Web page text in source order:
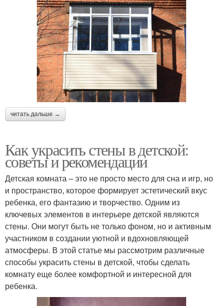
читать дальше →
Как украсить стены в детской:
советы и рекомендации
Детская комната – это не просто место для сна и игр, но
и пространство, которое формирует эстетический вкус
ребенка, его фантазию и творчество. Одним из
ключевых элементов в интерьере детской являются
стены. Они могут быть не только фоном, но и активным
участником в создании уютной и вдохновляющей
атмосферы. В этой статье мы рассмотрим различные
способы украсить стены в детской, чтобы сделать
комнату еще более комфортной и интересной для
ребенка.